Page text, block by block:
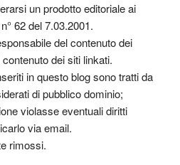
un prodotto editoriale ai
62 del 7.03.2001.
del contenuto dei
dei siti linkati.
in questo blog sono tratti da
di pubblico dominio;
violasse eventuali diritti
via email.
rimossi.